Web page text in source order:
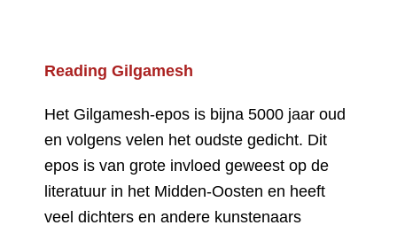
Reading Gilgamesh
Het Gilgamesh-epos is bijna 5000 jaar oud
en volgens velen het oudste gedicht. Dit
epos is van grote invloed geweest op de
literatuur in het Midden-Oosten en heeft
veel dichters en andere kunstenaars